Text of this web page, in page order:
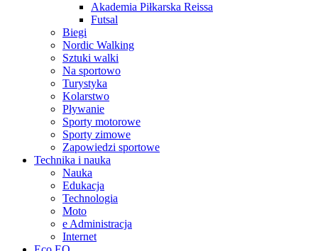
Akademia Piłkarska Reissa
Futsal
Biegi
Nordic Walking
Sztuki walki
Na sportowo
Turystyka
Kolarstwo
Pływanie
Sporty motorowe
Sporty zimowe
Zapowiedzi sportowe
Technika i nauka
Nauka
Edukacja
Technologia
Moto
e Administracja
Internet